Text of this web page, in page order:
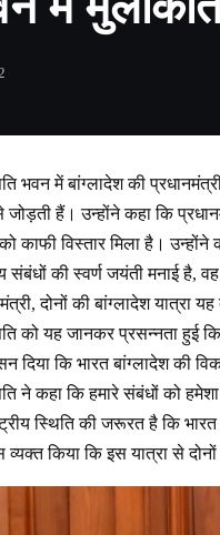
भवन में बांग्लादेश की
हैं। उन्होंने कहा कि
काफी विस्तार मिला है।
संबंधों की स्वर्ण जयंती मनाई है,
दोनों की बांग्लादेश यात्रा
को यह जानकर प्रसन्नता हुई
दिया कि भारत बांग्लादेश की
ने कहा कि हमारे संबंधों को
स्थिति की जरूरत है कि
व्यक्त किया कि इस यात्रा से